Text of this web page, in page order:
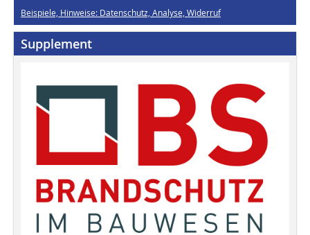
Beispiele, Hinweise: Datenschutz, Analyse, Widerruf
Supplement